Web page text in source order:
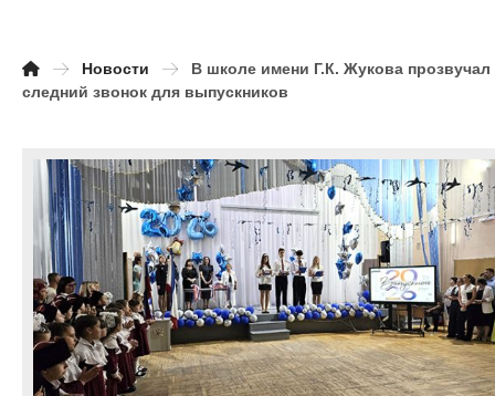
Новости
В школе имени Г.К. Жукова
следний звонок для выпускников